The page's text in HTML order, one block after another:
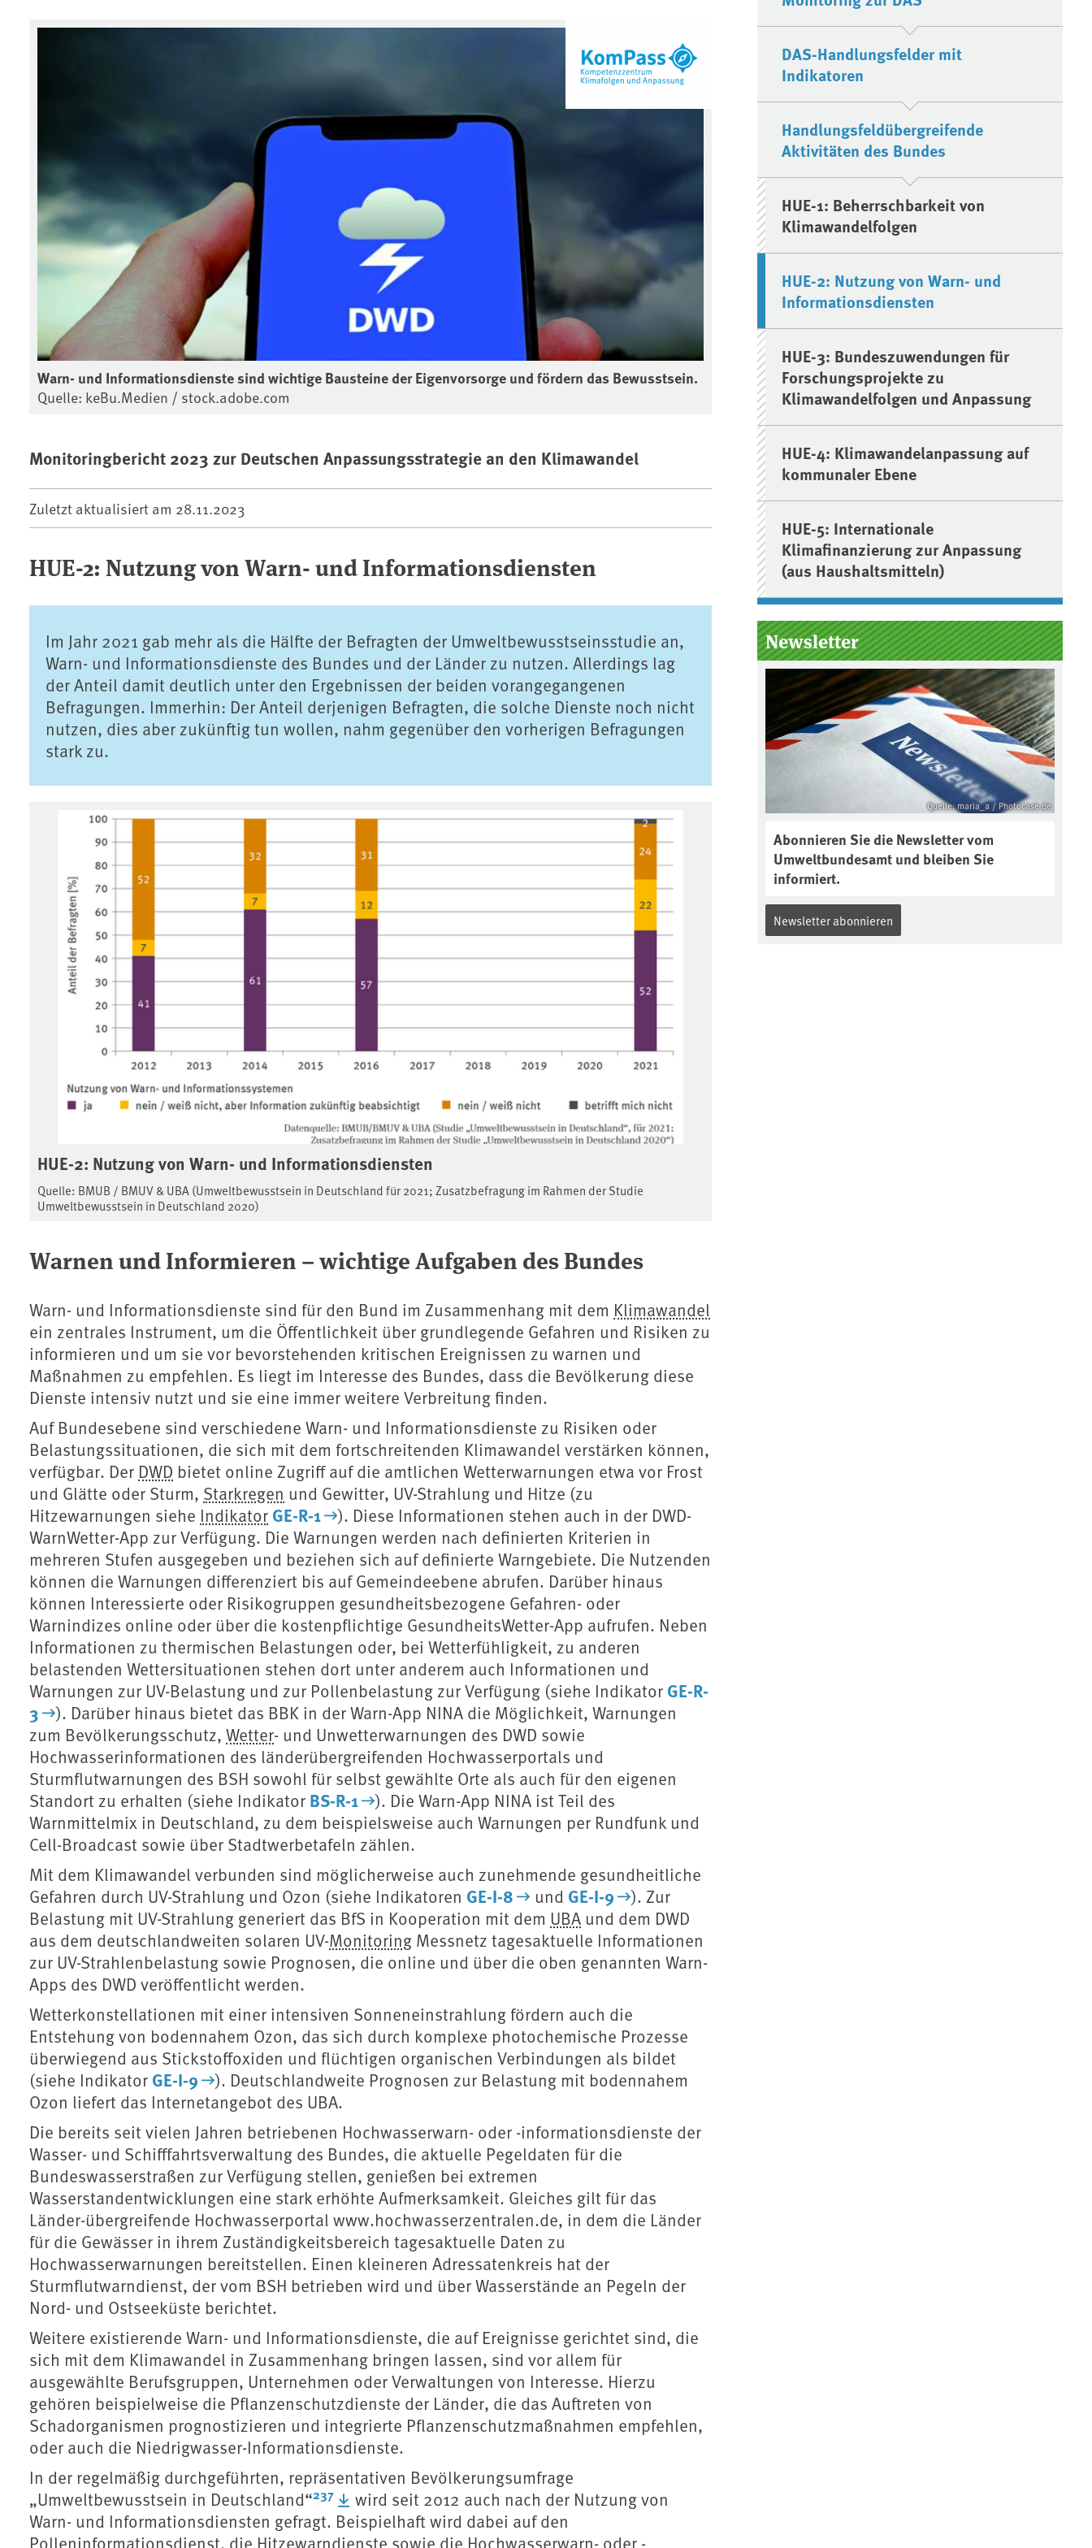
Warn- und Informationsdienste sind wichtige Bausteine der Eigenvorsorge und fördern das Bewusstsein.
Quelle: keBu.Medien / stock.adobe.com
Monitoringbericht 2023 zur Deutschen Anpassungsstrategie an den Klimawandel
Zuletzt aktualisiert am 28.11.2023
HUE-2: Nutzung von Warn- und Informationsdiensten
Im Jahr 2021 gab mehr als die Hälfte der Befragten der Umweltbewusstseinsstudie an,
Warn- und Informationsdienste des Bundes und der Länder zu nutzen. Allerdings lag
der Anteil damit deutlich unter den Ergebnissen der beiden vorangegangenen
Befragungen. Immerhin: Der Anteil derjenigen Befragten, die solche Dienste noch nicht
nutzen, dies aber zukünftig tun wollen, nahm gegenüber den vorherigen Befragungen
stark zu.
HUE-2: Nutzung von Warn- und Informationsdiensten
Quelle: BMUB / BMUV & UBA (Umweltbewusstsein in Deutschland für 2021; Zusatzbefragung im Rahmen der Studie
Umweltbewusstsein in Deutschland 2020)
Warnen und Informieren – wichtige Aufgaben des Bundes
Warn- und Informationsdienste sind für den Bund im Zusammenhang mit dem Klimawandel
ein zentrales Instrument, um die Öffentlichkeit über grundlegende Gefahren und Risiken zu
informieren und um sie vor bevorstehenden kritischen Ereignissen zu warnen und
Maßnahmen zu empfehlen. Es liegt im Interesse des Bundes, dass die Bevölkerung diese
Dienste intensiv nutzt und sie eine immer weitere Verbreitung finden.
Auf Bundesebene sind verschiedene Warn- und Informationsdienste zu Risiken oder
Belastungssituationen, die sich mit dem fortschreitenden Klimawandel verstärken können,
verfügbar. Der DWD bietet online Zugriff auf die amtlichen Wetterwarnungen etwa vor Frost
und Glätte oder Sturm, Starkregen und Gewitter, UV-Strahlung und Hitze (zu
Hitzewarnungen siehe Indikator GE-R-1
). Diese Informationen stehen auch in der DWD-
WarnWetter-App zur Verfügung. Die Warnungen werden nach definierten Kriterien in
mehreren Stufen ausgegeben und beziehen sich auf definierte Warngebiete. Die Nutzenden
können die Warnungen differenziert bis auf Gemeindeebene abrufen. Darüber hinaus
können Interessierte oder Risikogruppen gesundheitsbezogene Gefahren- oder
Warnindizes online oder über die kostenpflichtige GesundheitsWetter-App aufrufen. Neben
Informationen zu thermischen Belastungen oder, bei Wetterfühligkeit, zu anderen
belastenden Wettersituationen stehen dort unter anderem auch Informationen und
Warnungen zur UV-Belastung und zur Pollenbelastung zur Verfügung (siehe Indikator GE-R-
3
). Darüber hinaus bietet das BBK in der Warn-App NINA die Möglichkeit, Warnungen
zum Bevölkerungsschutz, Wetter- und Unwetterwarnungen des DWD sowie
Hochwasserinformationen des länderübergreifenden Hochwasserportals und
Sturmflutwarnungen des BSH sowohl für selbst gewählte Orte als auch für den eigenen
Standort zu erhalten (siehe Indikator BS-R-1
). Die Warn-App NINA ist Teil des
Warnmittelmix in Deutschland, zu dem beispielsweise auch Warnungen per Rundfunk und
Cell-Broadcast sowie über Stadtwerbetafeln zählen.
Mit dem Klimawandel verbunden sind möglicherweise auch zunehmende gesundheitliche
Gefahren durch UV-Strahlung und Ozon (siehe Indikatoren GE-I-8 und GE-I-9
). Zur
Belastung mit UV-Strahlung generiert das BfS in Kooperation mit dem UBA und dem DWD
aus dem deutschlandweiten solaren UV-Monitoring Messnetz tagesaktuelle Informationen
zur UV-Strahlenbelastung sowie Prognosen, die online und über die oben genannten Warn-
Apps des DWD veröffentlicht werden.
Wetterkonstellationen mit einer intensiven Sonneneinstrahlung fördern auch die
Entstehung von bodennahem Ozon, das sich durch komplexe photochemische Prozesse
überwiegend aus Stickstoffoxiden und flüchtigen organischen Verbindungen als bildet
(siehe Indikator GE-I-9
). Deutschlandweite Prognosen zur Belastung mit bodennahem
Ozon liefert das Internetangebot des UBA.
Die bereits seit vielen Jahren betriebenen Hochwasserwarn- oder -informationsdienste der
Wasser- und Schifffahrtsverwaltung des Bundes, die aktuelle Pegeldaten für die
Bundeswasserstraßen zur Verfügung stellen, genießen bei extremen
Wasserstandentwicklungen eine stark erhöhte Aufmerksamkeit. Gleiches gilt für das
Länder-übergreifende Hochwasserportal www.hochwasserzentralen.de, in dem die Länder
für die Gewässer in ihrem Zuständigkeitsbereich tagesaktuelle Daten zu
Hochwasserwarnungen bereitstellen. Einen kleineren Adressatenkreis hat der
Sturmflutwarndienst, der vom BSH betrieben wird und über Wasserstände an Pegeln der
Nord- und Ostseeküste berichtet.
Weitere existierende Warn- und Informationsdienste, die auf Ereignisse gerichtet sind, die
sich mit dem Klimawandel in Zusammenhang bringen lassen, sind vor allem für
ausgewählte Berufsgruppen, Unternehmen oder Verwaltungen von Interesse. Hierzu
gehören beispielweise die Pflanzenschutzdienste der Länder, die das Auftreten von
Schadorganismen prognostizieren und integrierte Pflanzenschutzmaßnahmen empfehlen,
oder auch die Niedrigwasser-Informationsdienste.
In der regelmäßig durchgeführten, repräsentativen Bevölkerungsumfrage
„Umweltbewusstsein in Deutschland“237
wird seit 2012 auch nach der Nutzung von
Warn- und Informationsdiensten gefragt. Beispielhaft wird dabei auf den
Polleninformationsdienst, die Hitzewarndienste sowie die Hochwasserwarn- oder -
DAS-Handlungsfelder mit
Indikatoren
Handlungsfeldübergreifende
Aktivitäten des Bundes
HUE-1: Beherrschbarkeit von
Klimawandelfolgen
HUE-2: Nutzung von Warn- und
Informationsdiensten
HUE-3: Bundeszuwendungen für
Forschungsprojekte zu
Klimawandelfolgen und Anpassung
HUE-4: Klimawandelanpassung auf
kommunaler Ebene
HUE-5: Internationale
Klimafinanzierung zur Anpassung
(aus Haushaltsmitteln)
Newsletter
Quelle: maria_a / Photocase.de
Abonnieren Sie die Newsletter vom
Umweltbundesamt und bleiben Sie
informiert.
Newsletter abonnieren